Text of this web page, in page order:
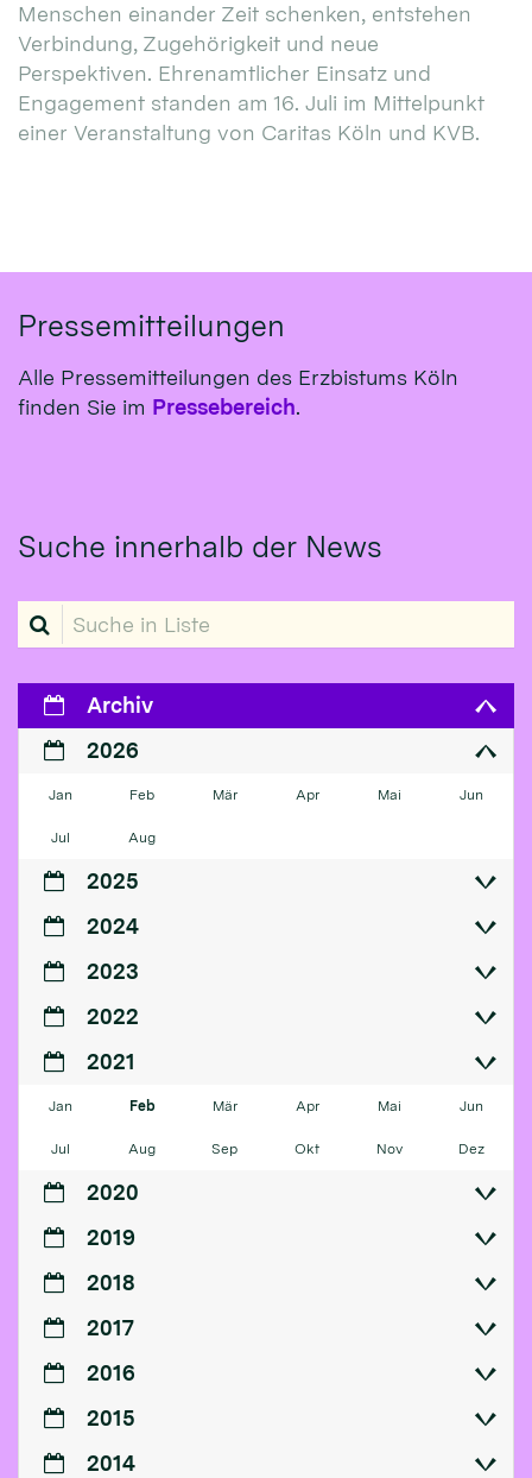
Menschen einander Zeit schenken, entstehen
Verbindung, Zugehörigkeit und neue
Perspektiven. Ehrenamtlicher Einsatz und
Engagement standen am 16. Juli im Mittelpunkt
einer Veranstaltung von Caritas Köln und KVB.
Pressemitteilungen
Alle Pressemitteilungen des Erzbistums Köln
finden Sie im Pressebereich.
Suche innerhalb der News
Suche in Liste
Archiv
2026
Jan Feb Mär Apr Mai Jun
Jul Aug
2025
2024
2023
2022
2021
Jan Feb Mär Apr Mai Jun
Jul Aug Sep Okt Nov Dez
2020
2019
2018
2017
2016
2015
2014